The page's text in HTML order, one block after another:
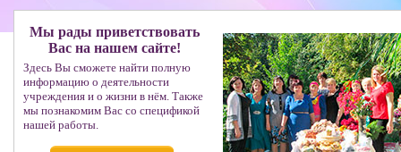
Мы рады приветствовать
Вас на нашем сайте!
Здесь Вы сможете найти полную
информацию о деятельности
учреждения и о жизни в нём. Также
мы познакомим Вас со спецификой
нашей работы.